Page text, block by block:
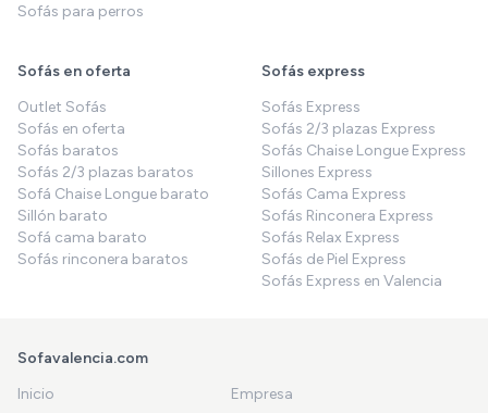
Sofás para perros
Sofás en oferta
Outlet Sofás
Sofás en oferta
Sofás baratos
Sofás 2/3 plazas baratos
Sofá Chaise Longue barato
Sillón barato
Sofá cama barato
Sofás rinconera baratos
Sofás express
Sofás Express
Sofás 2/3 plazas Express
Sofás Chaise Longue Express
Sillones Express
Sofás Cama Express
Sofás Rinconera Express
Sofás Relax Express
Sofás de Piel Express
Sofás Express en Valencia
Sofavalencia.com
Inicio
Empresa